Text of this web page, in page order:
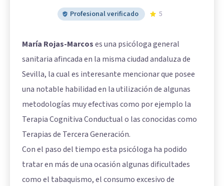
Profesional verificado 5
María Rojas-Marcoses una psicóloga general
sanitaria afincada en la misma ciudad andaluza de
Sevilla, la cual es interesante mencionar que posee
una notable habilidad en la utilización de algunas
metodologías muy efectivas como por ejemplo la
Terapia Cognitiva Conductual o las conocidas como
Terapias de Tercera Generación.
Con el paso del tiempo esta psicóloga ha podido
tratar en más de una ocasión algunas dificultades
como el tabaquismo, el consumo excesivo de